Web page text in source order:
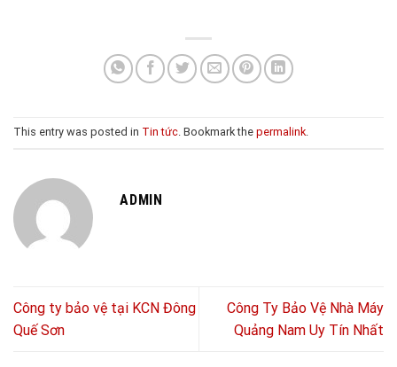
This entry was posted in Tin tức . Bookmark the permalink
ADMIN
Công ty bảo vệ tại KCN Đông
Quế Sơn
Công Ty Bảo Vệ Nhà Máy
Quảng Nam Uy Tín Nhất